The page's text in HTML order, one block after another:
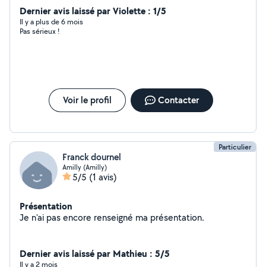
Dernier avis laissé par Violette : 1/5
Il y a plus de 6 mois
Pas sérieux !
Voir le profil Contacter
Particulier
Franck dournel
Amilly (Amilly)
5/5 (1 avis)
Présentation
Je n'ai pas encore renseigné ma présentation.
Dernier avis laissé par Mathieu : 5/5
Il y a 2 mois